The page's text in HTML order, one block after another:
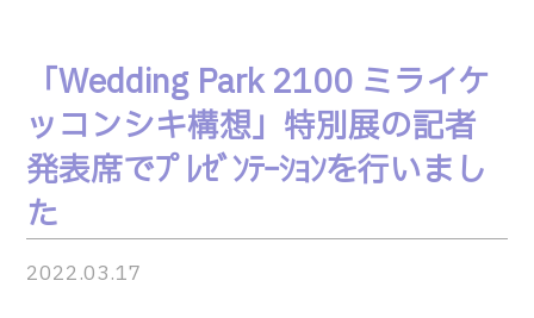
「Wedding Park 2100 ミライケ
ッコンシキ構想」特別展の記者
発表席でﾌﾟﾚｾﾞﾝﾃｰｼｮﾝを行いまし
た
2022.03.17